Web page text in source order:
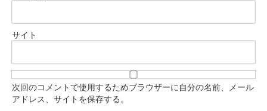
サイト
次回のコメントで使用するためブラウザーに自分の名前、メール
アドレス、サイトを保存する。